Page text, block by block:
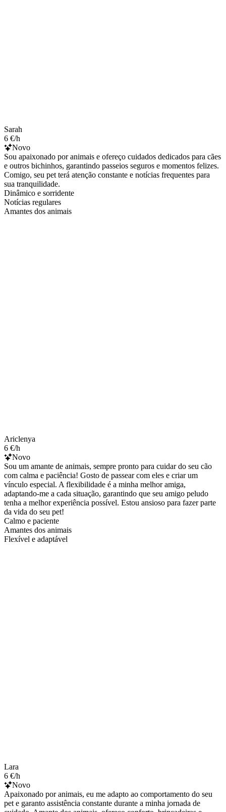
Sarah
6 €/h
Novo
Sou apaixonado por animais e ofereço cuidados dedicados para cães
e outros bichinhos, garantindo passeios seguros e momentos felizes.
Comigo, seu pet terá atenção constante e notícias frequentes para
sua tranquilidade.
Dinâmico e sorridente
Notícias regulares
Amantes dos animais
Ariclenya
6 €/h
Novo
Sou um amante de animais, sempre pronto para cuidar do seu cão
com calma e paciência! Gosto de passear com eles e criar um
vínculo especial. A flexibilidade é a minha melhor amiga,
adaptando-me a cada situação, garantindo que seu amigo peludo
tenha a melhor experiência possível. Estou ansioso para fazer parte
da vida do seu pet!
Calmo e paciente
Amantes dos animais
Flexível e adaptável
Lara
6 €/h
Novo
Apaixonado por animais, eu me adapto ao comportamento do seu
pet e garanto assistência constante durante a minha jornada de